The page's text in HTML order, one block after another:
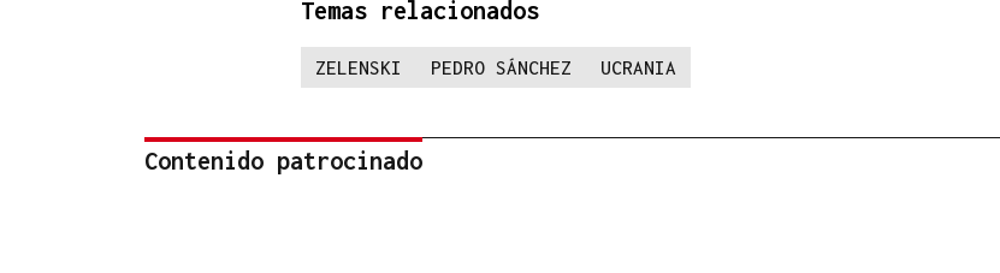
Temas relacionados
ZELENSKI PEDRO SÁNCHEZ UCRANIA
Contenido patrocinado